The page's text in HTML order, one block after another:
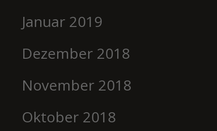
Januar 2019
Dezember 2018
November 2018
Oktober 2018